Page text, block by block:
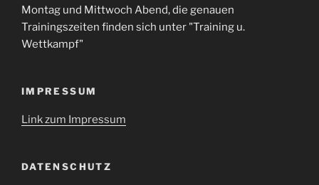
Montag und Mittwoch Abend, die genauen
Trainingszeiten finden sich unter "Training u.
Wettkampf"
IMPRESSUM
Link zum Impressum
DATENSCHUTZ